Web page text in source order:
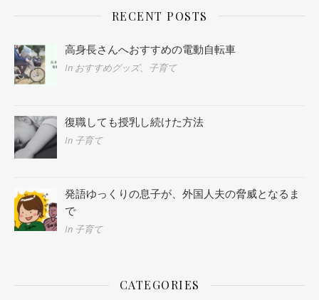
RECENT POSTS
高身長さんへおすすめの電動自転車
In おすすめグッズ、子育て
復職しても授乳し続けた方法
In 子育て
発語ゆっくりの息子が、外国人夫の脅威となるま
で
In 子育て
CATEGORIES